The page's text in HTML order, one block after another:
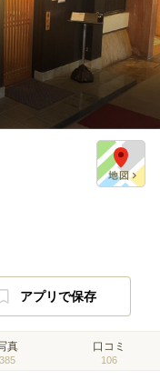
アプリで保存
真
385
口コミ
106